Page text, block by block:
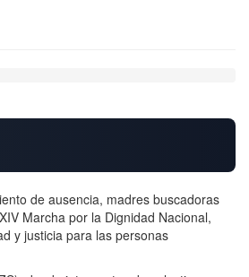
de ausencia, madres buscadoras
Marcha por la Dignidad Nacional,
y justicia para las personas